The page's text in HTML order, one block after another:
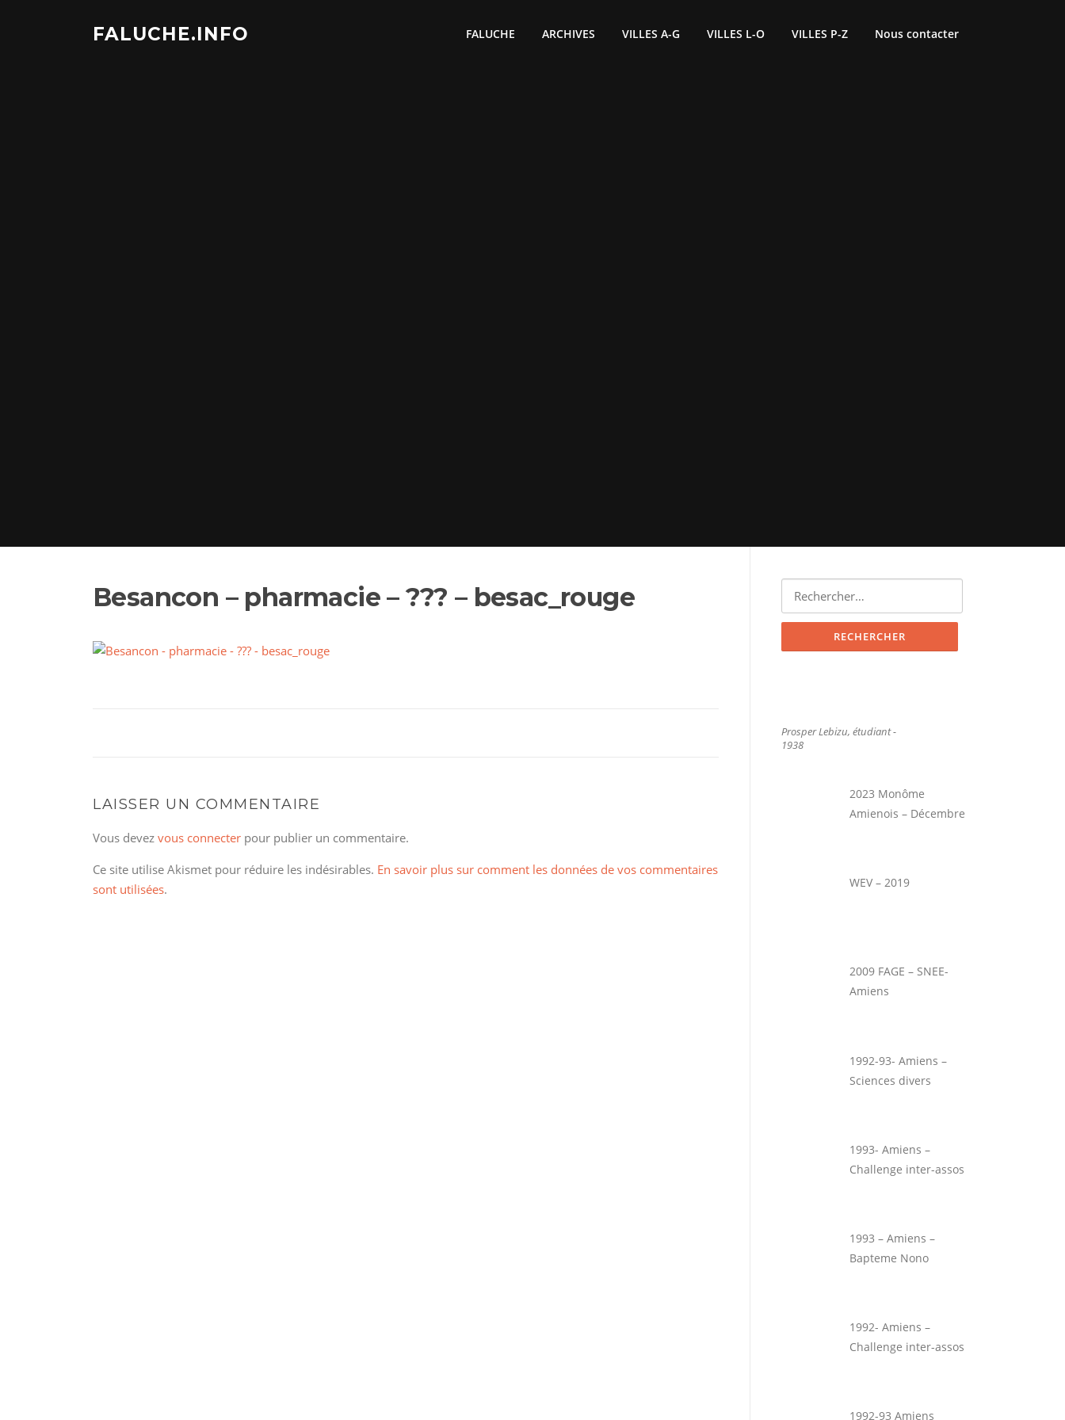
FALUCHE.INFO FALUCHE ARCHIVES VILLES A-G VILLES L-O VILLES P-Z Nous contacter
Besancon – pharmacie – ??? – besac_rouge
LAISSER UN COMMENTAIRE
Vous devez vous connecter pour publier un commentaire.
Ce site utilise Akismet pour réduire les indésirables. En savoir plus sur comment les données de vos commentaires
sont utilisées.
Rechercher :
Prosper Lebizu, étudiant -
1938
2023 Monôme
Amienois – Décembre
WEV – 2019
2009 FAGE – SNEE-
Amiens
1992-93- Amiens –
Sciences divers
1993- Amiens –
Challenge inter-assos
1993 – Amiens –
Bapteme Nono
1992- Amiens –
Challenge inter-assos
1992-93 Amiens